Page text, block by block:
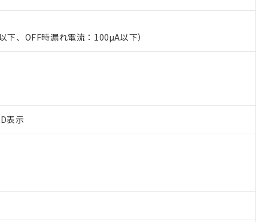
、OFF時漏れ電流：100μA以下）
表示